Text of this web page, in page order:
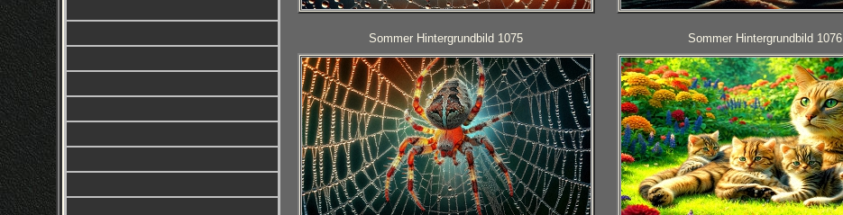
Sommer Hintergrundbild 1075 Sommer Hintergrundbild 1076